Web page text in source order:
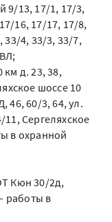
9/13, 17/1, 17/3,
16, 17/17, 17/8,
33/4, 33/3, 33/7,
км д. 23, 38,
шоссе 10
46, 60/3, 64, ул.
11, Сергеляхское
в охранной
Кюн 30/2д,
работы в